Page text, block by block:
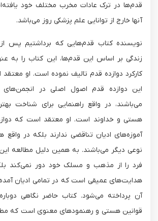
قدم‌ها در ترک عادات مخرب مختلف خود
آنها خارج از توانایی علم پزشکی روز می‌باشد.
نویسنده کتاب قدم‌هایی که برداشتیم پس
زندگی بر اساس این قدم‌ها، این کتاب را به
کارکرد دوازده قدم تالیف نموده است. او
این دوازده قدم اصول اصلی در انجمن‌های
می‌باشند، در واقع راهنمایی برای شناخت
هستی و خداوند است. او معتقد است که
آموزه‌های ادیان تناقضی ندارند بلکه در واقع
نوعی دیگر می‌باشند. به همین دلیل مطالعه
فرد را از مذهب و مسلک خود دور نمی‌کند
هدایت‌های عمیقی است که در تمامی ادیان
آن پرداخته می‌شود. کتاب حاضر نگاهی
قوانین هستی و رهنمودهای معنوی است که